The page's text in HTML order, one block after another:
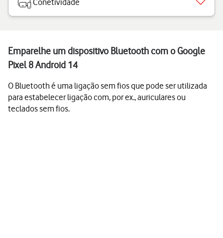
Conetividade
Emparelhe um dispositivo Bluetooth com o Google
Pixel 8 Android 14
O Bluetooth é uma ligação sem fios que pode ser utilizada
para estabelecer ligação com, por ex., auriculares ou
teclados sem fios.